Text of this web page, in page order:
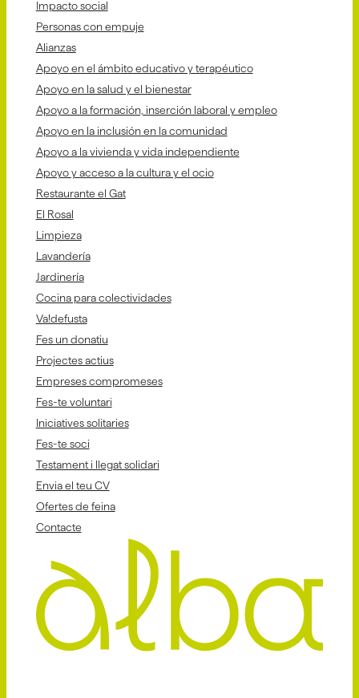
Impacto social
Personas con empuje
Alianzas
Apoyo en el ámbito educativo y terapéutico
Apoyo en la salud y el bienestar
Apoyo a la formación, inserción laboral y empleo
Apoyo en la inclusión en la comunidad
Apoyo a la vivienda y vida independiente
Apoyo y acceso a la cultura y el ocio
Restaurante el Gat
El Rosal
Limpieza
Lavandería
Jardinería
Cocina para colectividades
Va!defusta
Fes un donatiu
Projectes actius
Empreses compromeses
Fes-te voluntari
Iniciatives solitaries
Fes-te soci
Testament i llegat solidari
Envia el teu CV
Ofertes de feina
Contacte